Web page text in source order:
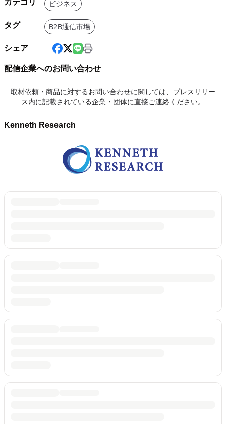
カテゴリ ビジネス
タグ B2B通信市場
シェア
配信企業へのお問い合わせ
取材依頼・商品に対するお問い合わせに関しては、プレスリリー
ス内に記載されている企業・団体に直接ご連絡ください。
Kenneth Research